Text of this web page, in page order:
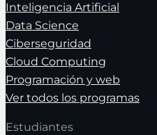
Inteligencia Artificial
Data Science
Ciberseguridad
Cloud Computing
Programación y web
Ver todos los programas
Estudiantes